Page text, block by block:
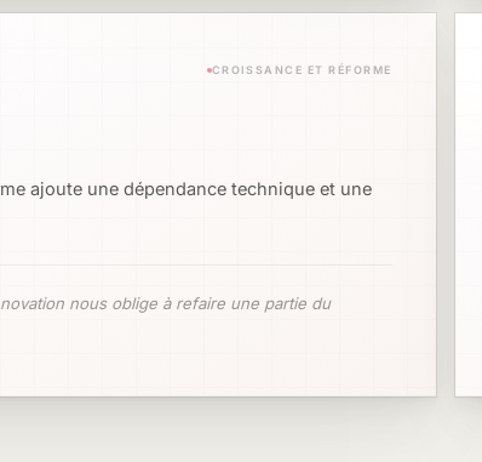
CROISSANCE ET RÉFORME
ajoute une dépendance technique et une
nous oblige à refaire une partie du